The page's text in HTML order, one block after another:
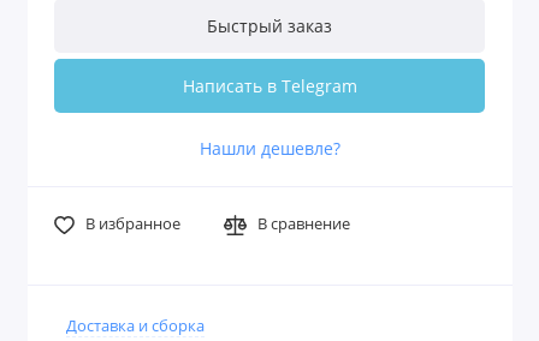
Быстрый заказ
Написать в Telegram
Нашли дешевле?
В избранное В сравнение
Доставка и сборка